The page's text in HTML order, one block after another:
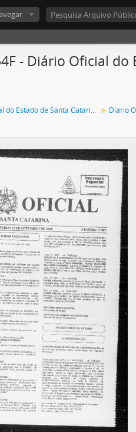
- Diário Oficial
Diário Oficial do Estado de Santa Catarina. 2006